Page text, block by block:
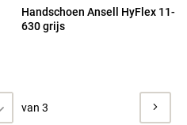
Handschoen Ansell HyFlex 11-
630 grijs
van 3